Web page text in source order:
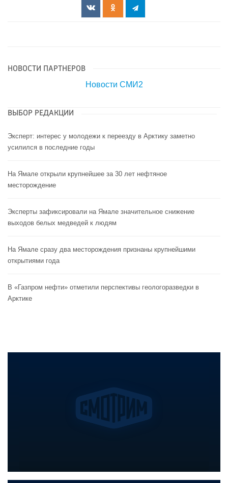
НОВОСТИ ПАРТНЕРОВ
Новости СМИ2
ВЫБОР РЕДАКЦИИ
Эксперт: интерес у молодежи к переезду в Арктику заметно
усилился в последние годы
На Ямале открыли крупнейшее за 30 лет нефтяное
месторождение
Эксперты зафиксировали на Ямале значительное снижение
выходов белых медведей к людям
На Ямале сразу два месторождения признаны крупнейшими
открытиями года
В «Газпром нефти» отметили перспективы геологоразведки в
Арктике